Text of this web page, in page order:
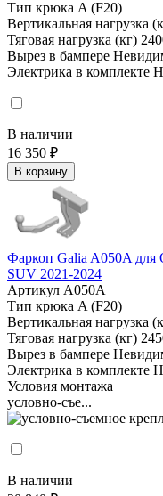
Тип крюка A (F20)
Вертикальная нагрузка
Тяговая нагрузка (кг)
Вырез в бампере
Электрика в комплекте
В наличии
16 350 ₽
В корзину
Фаркоп Galia A050A для
SUV 2021-2024
Артикул A050A
Тип крюка A (F20)
Вертикальная нагрузка
Тяговая нагрузка (кг)
Вырез в бампере
Электрика в комплекте
Условия монтажа
условно-съе...
В наличии